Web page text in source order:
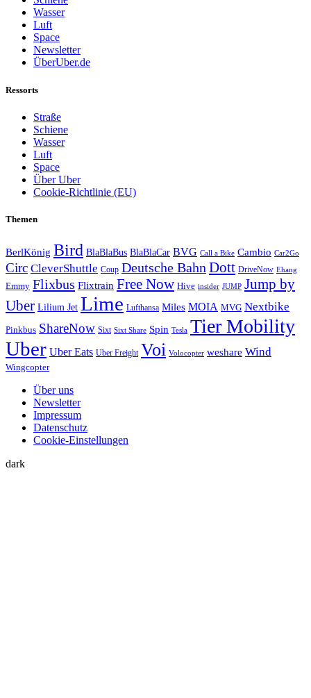
Wasser
Luft
Space
Newsletter
ÜberUber.de
Ressorts
Straße
Schiene
Wasser
Luft
Space
Über Uber
Cookie-Richtlinie (EU)
Themen
BerlKönig Bird BlaBlaBus BlaBlaCar BVG Call a Bike Cambio Car2Go
Circ CleverShuttle Coup Deutsche Bahn Dott DriveNow Ehang
Emmy Flixbus Flixtrain Free Now Hive insider JUMP Jump by
Uber Lilium Jet Lime Lufthansa Miles MOIA MVG Nextbike
Pinkbus ShareNow Sixt Sixt Share Spin Tesla Tier Mobility
Uber Uber Eats Uber Freight Voi Volocopter weshare Wind
Wingcopter
Über uns
Newsletter
Impressum
Datenschutz
Cookie-Einstellungen
dark